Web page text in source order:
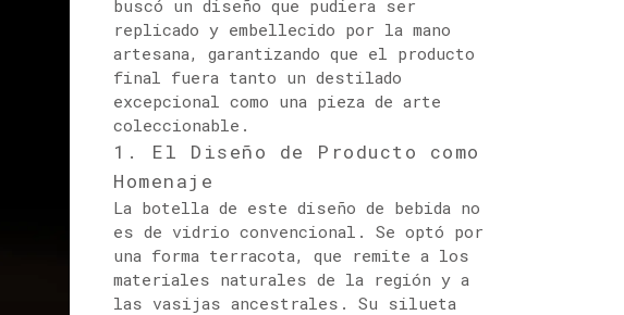
buscó un diseño que pudiera ser
replicado y embellecido por la mano
artesana, garantizando que el producto
final fuera tanto un destilado
excepcional como una pieza de arte
coleccionable.
1. El Diseño de Producto como
Homenaje
La botella de este diseño de bebida no
es de vidrio convencional. Se optó por
una forma terracota, que remite a los
materiales naturales de la región y a
las vasijas ancestrales. Su silueta